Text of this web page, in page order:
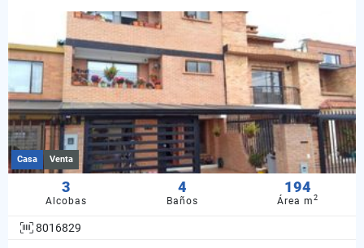
Casa Venta
3
Alcobas
4
Baños
194
Área m2
8016829